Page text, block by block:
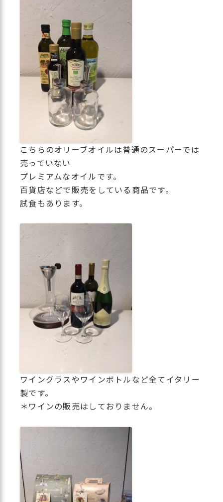
こちらのオリーブオイルは普通のスーパーでは
売っていない
プレミアムなオイルです。
百貨店などで販売をしている商品です。
試食もあります。
ワイングラスやワインボトルなど全てイタリー
製です。
＊ワインの販売はしておりません。